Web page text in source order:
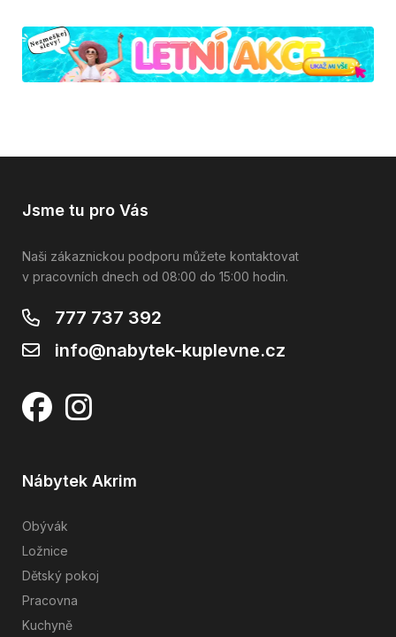
Jsme tu pro Vás
Naši zákaznickou podporu můžete kontaktovat
v pracovních dnech od 08:00 do 15:00 hodin.
777 737 392
info@nabytek-kuplevne.cz
Nábytek Akrim
Obývák
Ložnice
Dětský pokoj
Pracovna
Kuchyně